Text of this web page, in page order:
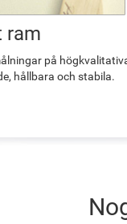
ram
på
hållbara och stabila.